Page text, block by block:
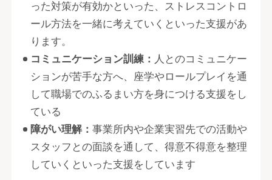
った対策が有効かといった、ストレスコントロ
ール方法を一緒に考えていくといった支援があ
ります。
コミュニケーション訓練： 人とのコミュニケー
ションが苦手な方へ、座学やロールプレイを通
して職場でのふるまい方を身につける支援をし
ている
障がい理解：事業所内や企業実習先での活動や
スタッフとの面談を通して、得意不得意を整理
していくといった支援をしています